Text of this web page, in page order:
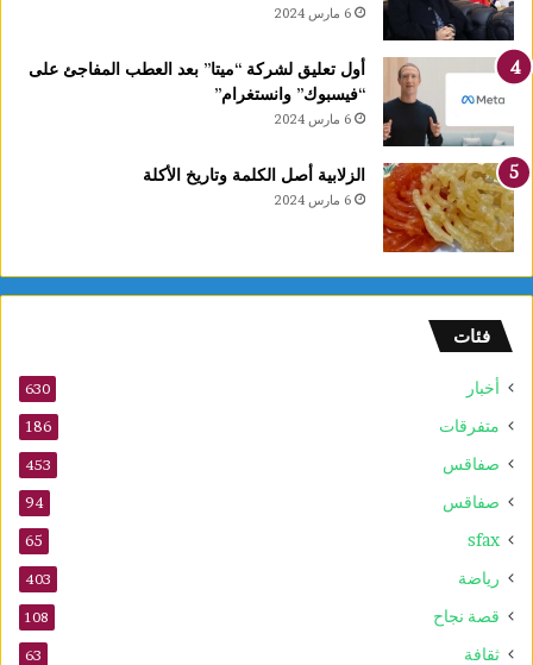
ت
ل
6 مارس 2024
أول تعليق لشركة “ميتا” بعد العطب المفاجئ على
“فيسبوك” وانستغرام”
6 مارس 2024
الزلابية أصل الكلمة وتاريخ الأكلة
6 مارس 2024
فئات
أخبار 630
متفرقات 186
صفاقس 453
صفاقس 94
sfax
65
رياضة 403
قصة نجاح 108
ثقافة 63